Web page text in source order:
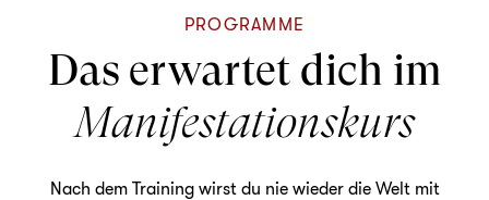
PROGRAMME
Das erwartet dich im
Manifestationskurs
Nach dem Training wirst du nie wieder die Welt mit